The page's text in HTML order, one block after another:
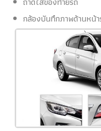
กล้องบันทึกภาพด้านหน้า